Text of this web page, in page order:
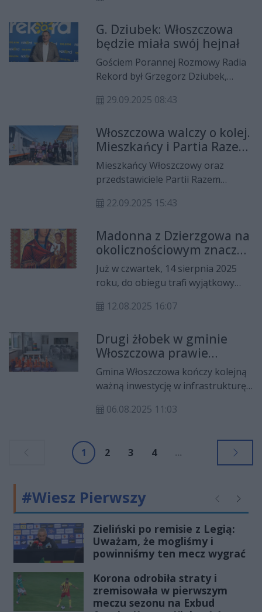
zwierząt z wiatrówki, traktując je
jak żywe tarcze. Mieszkańcy rejonu
ulicy Sienkiewicza i osiedla Reja
alarmują – to nie pojedynczy
przypadek, a powtarzające się akty
przemocy wobec bezdomnych
G. Dziubek: Włoszczowa
będzie miała swój hejnał
Gościem Porannej Rozmowy Radia
Rekord był Grzegorz Dziubek,
29.09.2025 08:43
Włoszczowa walczy o kolej.
Mieszkańcy i Partia Razem
przeciw marginalizacji
stacji
Mieszkańcy Włoszczowy oraz
przedstawiciele Partii Razem
Horyzontalnym Rozkładzie Jazdy
komunikacyjnego całego regionu.
W ramach konferencji
zorganizowanej w Włoszczowie
zapowiedziano protest przeciw
marginalizacji lokalnej stacji
kolejowej.
22.09.2025 15:43
Madonna z Dzierzgowa na
okolicznościowym znaczku
pocztowym
Już w czwartek, 14 sierpnia 2025
roku, do obiegu trafi wyjątkowy
wizerunek Matki Bożej Płaczącej z
przygotowana z okazji 700-lecia
parafii Wniebowzięcia NMP w
Dzierzgowie – miejsca o niezwykłej
historii i duchowym znaczeniu.
12.08.2025 16:07
Drugi żłobek w gminie
Włoszczowa prawie
gotowy. Start już po
wakacjach
Gmina Włoszczowa kończy kolejną
ważną inwestycję w infrastrukturę
mieszkańcami. W Łachowie, w
samorządowy żłobek. Prace
która rozpocznie działalność po
wakacjach.
06.08.2025 11:03
1 2 3 4 ...
#Wiesz Pierwszy Poprzednie
Zieliński po remisie z Legią:
Uważam, że mogliśmy i
powinniśmy ten mecz wygrać
Korona odrobiła straty i
zremisowała w pierwszym
meczu sezonu na Exbud